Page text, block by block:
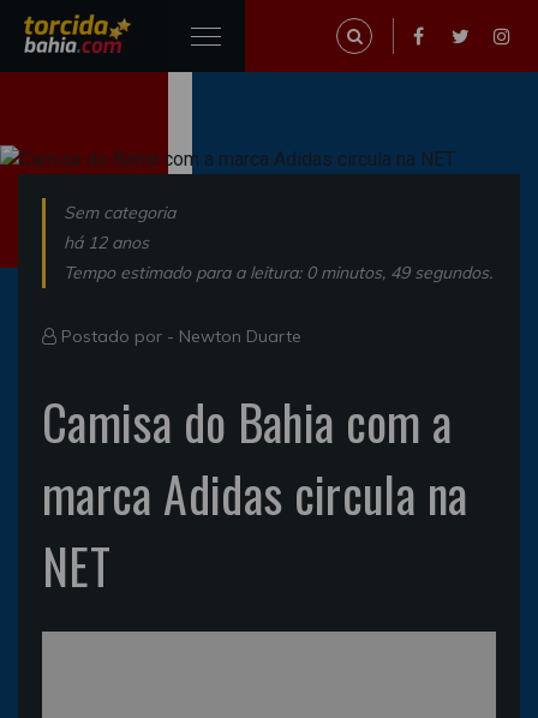
Sem categoria
há 12 anos
Tempo estimado para a leitura: 0 minutos, 49 segundos.
Postado por - Newton Duarte
Camisa do Bahia com a
marca Adidas circula na
NET